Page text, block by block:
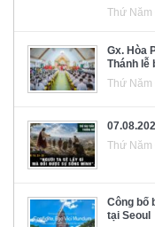
Thứ Năm
Gx. Hòa
Thánh lễ
Thứ Năm
Thứ Năm
Công bố
tại Seoul